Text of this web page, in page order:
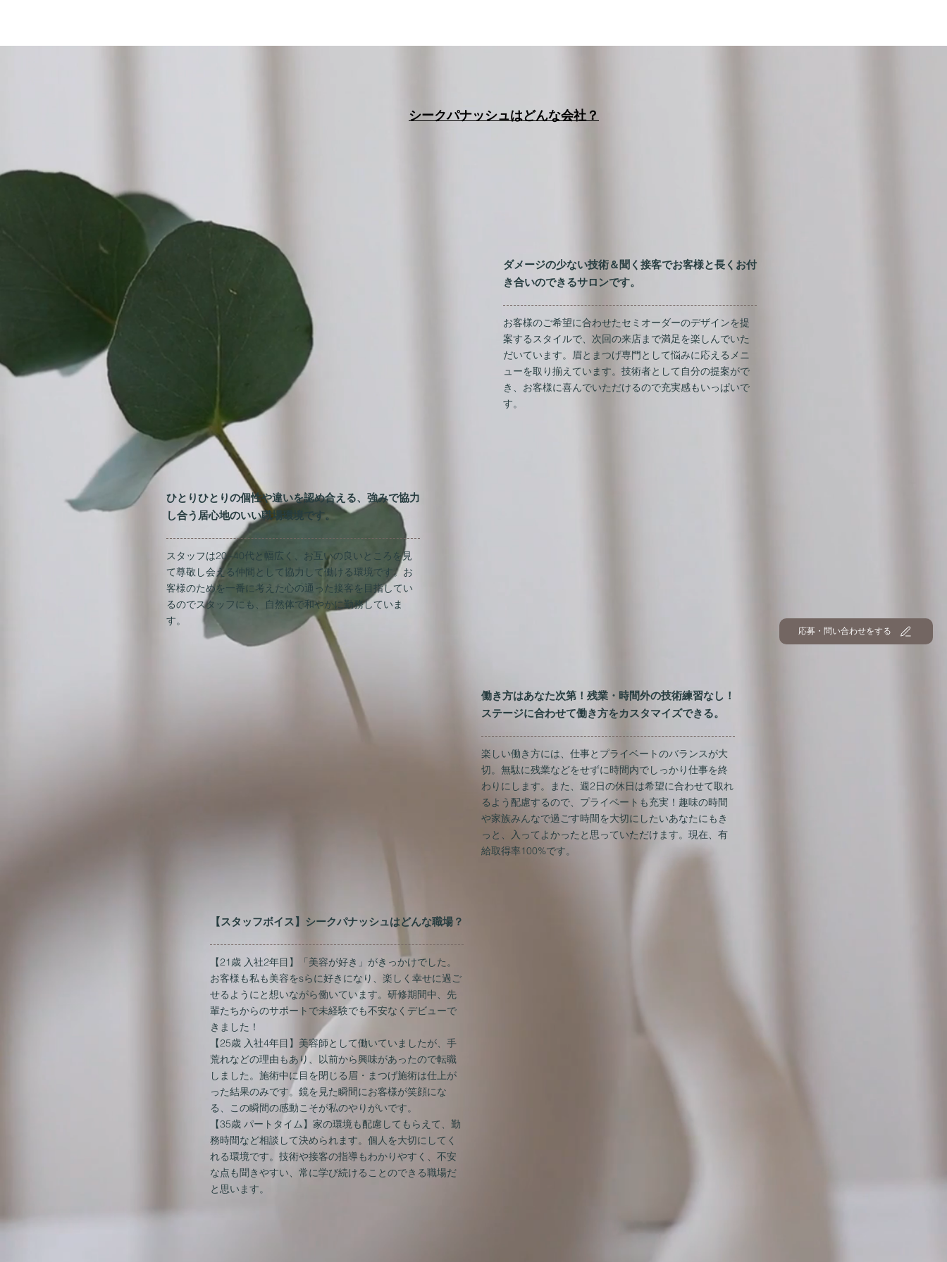
応募・問い合わせをする
シークパナッシュはどんな会社？
ダメージの少ない技術＆聞く接客でお客様と長くお付
き合いのできるサロンです。
お客様のご希望に合わせたセミオーダーのデザインを提
案するスタイルで、次回の来店まで満足を楽しんでいた
だいています。眉とまつげ専門として悩みに応えるメニ
ューを取り揃えています。技術者として自分の提案がで
き、お客様に喜んでいただけるので充実感もいっぱいで
す。
ひとりひとりの個性や違いを認め合える、強みで協力
し合う居心地のいい職場環境です。
スタッフは20~40代と幅広く、お互いの良いところを見
て尊敬し会える仲間として協力して働ける環境です。お
客様のためを一番に考えた心の通った接客を目指してい
るのでスタッフにも、自然体で和やかに勤務していま
す。
働き方はあなた次第！残業・時間外の技術練習なし！
ステージに合わせて働き方をカスタマイズできる。
楽しい働き方には、仕事とプライベートのバランスが大
切。無駄に残業などをせずに時間内でしっかり仕事を終
わりにします。また、週2日の休日は希望に合わせて取れ
るよう配慮するので、プライベートも充実！趣味の時間
や家族みんなで過ごす時間を大切にしたいあなたにもき
っと、入ってよかったと思っていただけます。現在、有
給取得率100%です。
​【スタッフボイス】シークパナッシュはどんな職場？
【21歳 入社2年目】「美容が好き」がきっかけでした。
お客様も私も美容をsらに好きになり、楽しく幸せに過ご
せるようにと想いながら働いています。研修期間中、先
輩たちからのサポートで未経験でも不安なくデビューで
きました！
【25歳 入社4年目】美容師として働いていましたが、手
荒れなどの理由もあり、以前から興味があったので転職
しました。施術中に目を閉じる眉・まつげ施術は仕上が
った結果のみです。鏡を見た瞬間にお客様が笑顔にな
る、この瞬間の感動こそが私のやりがいです。
​【35歳 パートタイム】家の環境も配慮してもらえて、勤
務時間など相談して決められます。個人を大切にしてく
れる環境です。技術や接客の指導もわかりやすく、不安
な点も聞きやすい、常に学び続けることのできる職場だ
と思います。